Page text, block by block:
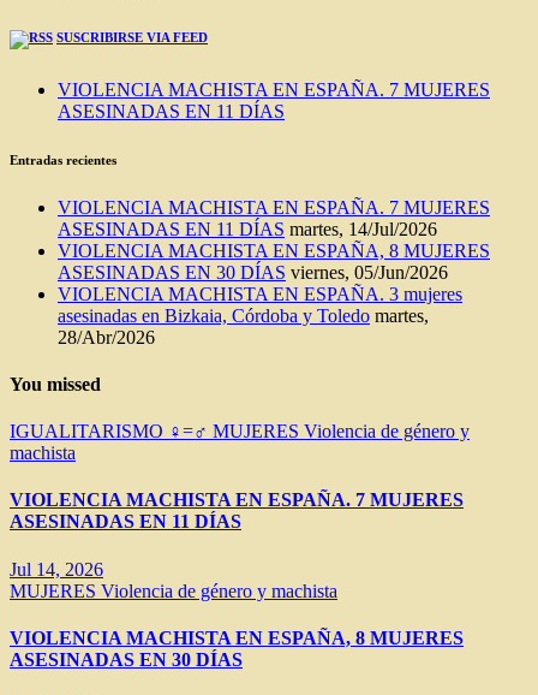
SUSCRIBIRSE VIA FEED
VIOLENCIA MACHISTA EN ESPAÑA. 7 MUJERES
ASESINADAS EN 11 DÍAS
Entradas recientes
VIOLENCIA MACHISTA EN ESPAÑA. 7 MUJERES
ASESINADAS EN 11 DÍAS martes, 14/Jul/2026
VIOLENCIA MACHISTA EN ESPAÑA, 8 MUJERES
ASESINADAS EN 30 DÍAS viernes, 05/Jun/2026
VIOLENCIA MACHISTA EN ESPAÑA. 3 mujeres
asesinadas en Bizkaia, Córdoba y Toledo martes,
28/Abr/2026
You missed
IGUALITARISMO ♀=♂ MUJERES Violencia de género y
machista
VIOLENCIA MACHISTA EN ESPAÑA. 7 MUJERES
ASESINADAS EN 11 DÍAS
Jul 14, 2026
MUJERES Violencia de género y machista
VIOLENCIA MACHISTA EN ESPAÑA, 8 MUJERES
ASESINADAS EN 30 DÍAS